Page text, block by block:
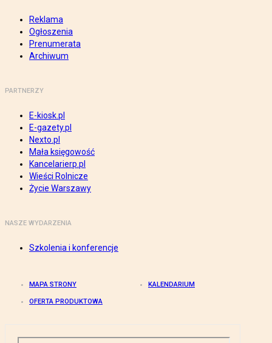
Reklama
Ogłoszenia
Prenumerata
Archiwum
PARTNERZY
E-kiosk.pl
E-gazety.pl
Nexto.pl
Mała księgowość
Kancelarierp.pl
Wieści Rolnicze
Życie Warszawy
NASZE WYDARZENIA
Szkolenia i konferencje
MAPA STRONY KALENDARIUM
OFERTA PRODUKTOWA